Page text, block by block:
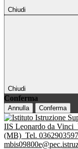
Chiudi
Chiudi
Conferma
Annulla Conferma
IIS Leonardo da Vinci
(MB) Tel.